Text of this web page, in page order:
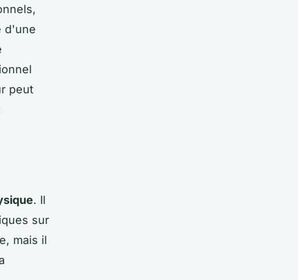
d'une
peut
. Il
sur
mais il